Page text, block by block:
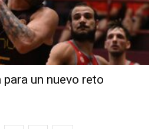
un nuevo reto